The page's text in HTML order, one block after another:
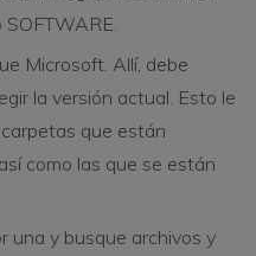
Microsoft. Allí, debe
la versión actual. Esto le
que están
como las que se están
una y busque archivos y